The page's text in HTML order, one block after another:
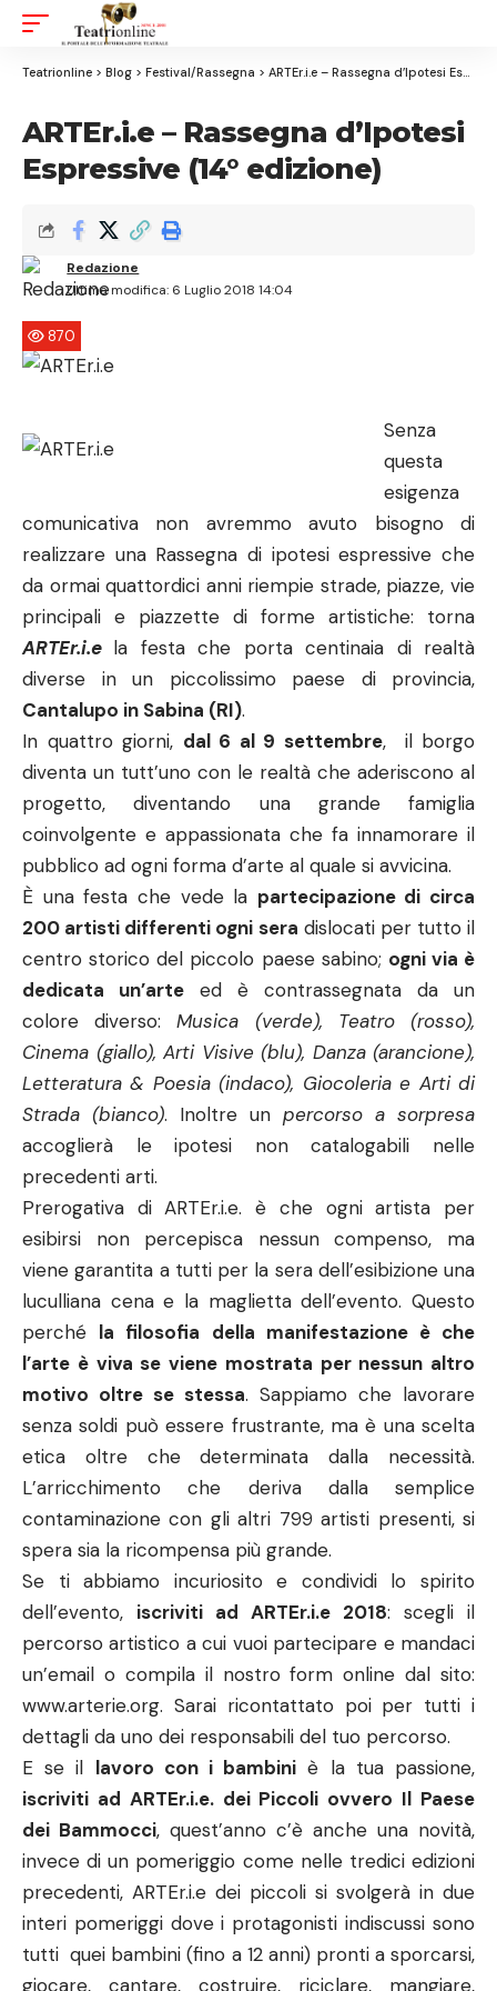
Resizer
Teatrionline > Blog > Festival/Rassegna > ARTEr.i.e – Rassegna d’Ipotesi Espressive (14° edizione)
ARTEr.i.e – Rassegna d’Ipotesi
Espressive (14° edizione)
Ultima modifica: 6 Luglio 2018 14:04
Redazione
870
Senza
questa
esigenza
comunicativa non avremmo avuto bisogno di
realizzare una Rassegna di ipotesi espressive che
da ormai quattordici anni riempie strade, piazze, vie
principali e piazzette di forme artistiche: torna
ARTEr.i.e la festa che porta centinaia di realtà
diverse in un piccolissimo paese di provincia,
Cantalupo in Sabina (RI).
In quattro giorni, dal 6 al 9 settembre, il borgo
diventa un tutt’uno con le realtà che aderiscono al
progetto, diventando una grande famiglia
coinvolgente e appassionata che fa innamorare il
pubblico ad ogni forma d’arte al quale si avvicina.
È una festa che vede la partecipazione di circa
200 artisti differenti ogni sera dislocati per tutto il
centro storico del piccolo paese sabino; ogni via è
dedicata un’arte ed è contrassegnata da un
colore diverso:Musica (verde), Teatro (rosso),
Cinema (giallo), Arti Visive (blu), Danza (arancione),
Letteratura & Poesia (indaco), Giocoleria e Arti di
Strada (bianco). Inoltre un percorso a sorpresa
accoglierà le ipotesi non catalogabili nelle
precedenti arti.
Prerogativa di ARTEr.i.e. è che ogni artista per
esibirsi non percepisca nessun compenso, ma
viene garantita a tutti per la sera dell’esibizione una
luculliana cena e la maglietta dell’evento. Questo
perché la filosofia della manifestazione è che
l’arte è viva se viene mostrata per nessun altro
motivo oltre se stessa. Sappiamo che lavorare
senza soldi può essere frustrante, ma è una scelta
etica oltre che determinata dalla necessità.
L’arricchimento che deriva dalla semplice
contaminazione con gli altri 799 artisti presenti, si
spera sia la ricompensa più grande.
Se ti abbiamo incuriosito e condividi lo spirito
dell’evento, iscriviti ad ARTEr.i.e 2018: scegli il
percorso artistico a cui vuoi partecipare e mandaci
un’email o compila il nostro form online dal sito:
www.arterie.org. Sarai ricontattato poi per tutti i
dettagli da uno dei responsabili del tuo percorso.
E se il lavoro con i bambini è la tua passione,
iscriviti ad ARTEr.i.e. dei Piccoli ovvero Il Paese
dei Bammocci, quest’anno c’è anche una novità,
invece di un pomeriggio come nelle tredici edizioni
precedenti, ARTEr.i.e dei piccoli si svolgerà in due
interi pomeriggi dove i protagonisti indiscussi sono
tutti quei bambini (fino a 12 anni) pronti a sporcarsi,
giocare, cantare, costruire, riciclare, mangiare,